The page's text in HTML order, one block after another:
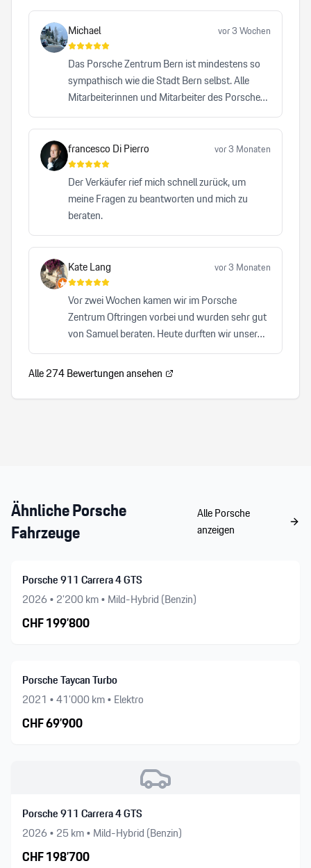
Michael vor 3 Wochen
Das Porsche Zentrum Bern ist mindestens so
sympathisch wie die Stadt Bern selbst. Alle
Mitarbeiterinnen und Mitarbeiter des Porsche
Zentrums Bern leisten einen bemerkenswerten
Beitrag dazu, dass die Traditionsmarke Porsche
auf höchstem Niveau repräsentiert wird. Kein
anderes Autohaus, das ich bisher besucht habe,
hat mich mit einer vergleichbaren Herzlichkeit,
Professionalität und Zuverlässigkeit überzeugt.
francesco Di Pierro vor 3 Monaten
Der Verkäufer rief mich schnell zurück, um
meine Fragen zu beantworten und mich zu
beraten.
Kate Lang vor 3 Monaten
Vor zwei Wochen kamen wir im Porsche
Zentrum Oftringen vorbei und wurden sehr gut
von Samuel beraten. Heute durften wir unser
Auto abholen und waren von A-Z zufrieden. Wir
können Samuel von Herzen und auch das
Porsche Zentrum Oftrigen sehr empfehlen.
Herzlicher, kompetenter Service, der keinen
Alle274Bewertungen ansehen
ÄhnlichePorsche
Fahrzeuge
AllePorsche
anzeigen
Porsche 911 Carrera 4 GTS
2026• 2’200km • Mild-Hybrid (Benzin)
CHF199’800
Porsche Taycan Turbo
2021 •41’000km • Elektro
CHF69’900
Porsche 911 Carrera 4 GTS
2026• 25km • Mild-Hybrid (Benzin)
CHF198’700